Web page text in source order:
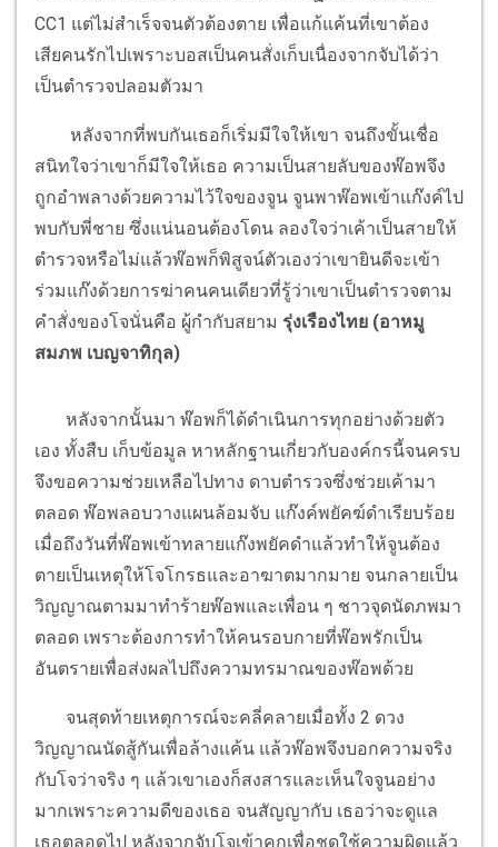
CC1 แต่ไม่สำเร็จจนตัวต้องตาย เพื่อแก้แค้นที่เขาต้อง
เสียคนรักไปเพราะบอสเป็นคนสั่งเก็บเนื่องจากจับได้ว่า
เป็นตำรวจปลอมตัวมา
หลังจากที่พบกันเธอก็เริ่มมีใจให้เขา จนถึงขั้นเชื่อ
สนิทใจว่าเขาก็มีใจให้เธอ ความเป็นสายลับของพ๊อพจึง
ถูกอำพลางด้วยความไว้ใจของจูน จูนพาพ๊อพเข้าแก๊งค์ไป
พบกับพี่ชาย ซึ่งแน่นอนต้องโดน ลองใจว่าเค้าเป็นสายให้
ตำรวจหรือไม่แล้วพ๊อพก็พิสูจน์ตัวเองว่าเขายินดีจะเข้า
ร่วมแก๊งด้วยการฆ่าคนคนเดียวที่รู้ว่าเขาเป็นตำรวจตาม
คำสั่งของโจนั่นคือ ผู้กำกับสยาม รุ่งเรืองไทย (อาหมู
สมภพ เบญจาทิกุล)
หลังจากนั้นมา พ๊อพก็ได้ดำเนินการทุกอย่างด้วยตัว
เอง ทั้งสืบ เก็บข้อมูล หาหลักฐานเกี่ยวกับองค์กรนี้จนครบ
จึงขอความช่วยเหลือไปทาง ดาบตำรวจซึ่งช่วยเค้ามา
ตลอด พ๊อพลอบวางแผนล้อมจับ แก๊งค์พยัคฆ์ดำเรียบร้อย
เมื่อถึงวันที่พ๊อพเข้าทลายแก๊งพยัคดำแล้วทำให้จูนต้อง
ตายเป็นเหตุให้โจโกรธและอาฆาตมากมาย จนกลายเป็น
วิญญาณตามมาทำร้ายพ๊อพและเพื่อน ๆ ชาวจุดนัดภพมา
ตลอด เพราะต้องการทำให้คนรอบกายที่พ๊อพรักเป็น
อันตรายเพื่อส่งผลไปถึงความทรมาณของพ๊อพด้วย
จนสุดท้ายเหตุการณ์จะคลี่คลายเมื่อทั้ง 2 ดวง
วิญญาณนัดสู้กันเพื่อล้างแค้น แล้วพ๊อพจึงบอกความจริง
กับโจว่าจริง ๆ แล้วเขาเองก็สงสารและเห็นใจจูนอย่าง
มากเพราะความดีของเธอ จนสัญญากับ เธอว่าจะดูแล
เธอตลอดไป หลังจากจับโจเข้าคุกเพื่อชดใช้ความผิดแล้ว